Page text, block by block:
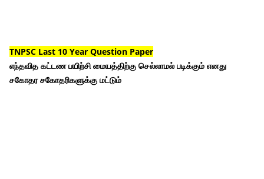
TNPSC Last 10 Year Question Paper
எந்தவித கட்டண பயிற்சி மையத்திற்கு செல்லாமல் படிக்கும் எனது
சகோதர சகோதரிகளுக்கு மட்டும்